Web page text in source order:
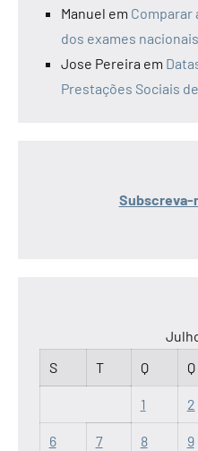
Manuel em Comparar
dos exames
Jose Pereira em
Prestações Sociais
Subscreva-
S
T Q Q
1 2
6 7 8 9